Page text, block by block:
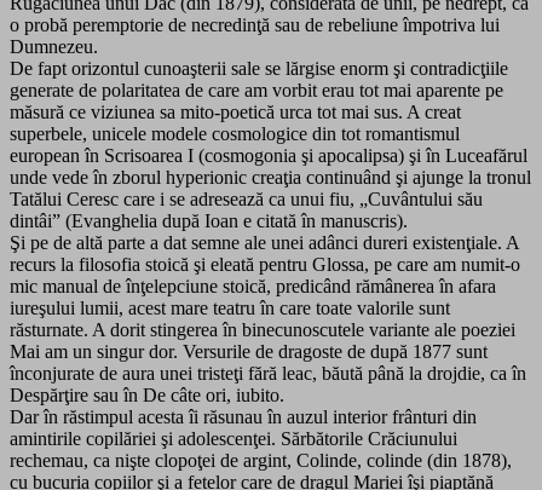
o probă peremptorie de necredinţă sau de rebeliune împotriva lui
Dumnezeu.
De fapt orizontul cunoaşterii sale se lărgise enorm şi contradicţiile
generate de polaritatea de care am vorbit erau tot mai aparente pe
măsură ce viziunea sa mito-poetică urca tot mai sus. A creat
superbele, unicele modele cosmologice din tot romantismul
european în Scrisoarea I (cosmogonia şi apocalipsa) şi în Luceafărul
unde vede în zborul hyperionic creaţia continuând şi ajunge la tronul
Tatălui Ceresc care i se adresează ca unui fiu, „Cuvântului său
dintâi” (Evanghelia după Ioan e citată în manuscris).
Şi pe de altă parte a dat semne ale unei adânci dureri existenţiale. A
recurs la filosofia stoică şi eleată pentru Glossa, pe care am numit-o
mic manual de înţelepciune stoică, predicând rămânerea în afara
iureşului lumii, acest mare teatru în care toate valorile sunt
răsturnate. A dorit stingerea în binecunoscutele variante ale poeziei
Mai am un singur dor. Versurile de dragoste de după 1877 sunt
înconjurate de aura unei tristeţi fără leac, băută până la drojdie, ca în
Despărţire sau în De câte ori, iubito.
Dar în răstimpul acesta îi răsunau în auzul interior frânturi din
amintirile copilăriei şi adolescenţei. Sărbătorile Crăciunului
rechemau, ca nişte clopoţei de argint, Colinde, colinde (din 1878),
cu bucuria copiilor şi a fetelor care de dragul Mariei îşi piaptănă